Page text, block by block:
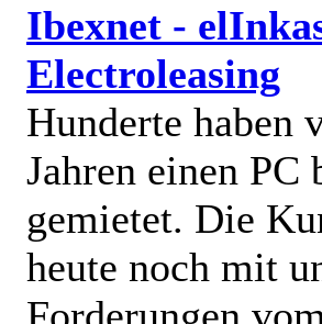
Ibexnet -
Electroleasing
Hunderte haben
Jahren einen PC
gemietet. Die
heute noch mit
Forderungen